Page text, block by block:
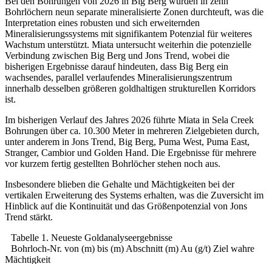
Bohrlöchern neun separate mineralisierte Zonen durchteuft, was die
Interpretation eines robusten und sich erweiternden
Mineralisierungssystems mit signifikantem Potenzial für weiteres
Wachstum unterstützt. Miata untersucht weiterhin die potenzielle
Verbindung zwischen Big Berg und Jons Trend, wobei die
bisherigen Ergebnisse darauf hindeuten, dass Big Berg ein
wachsendes, parallel verlaufendes Mineralisierungszentrum
innerhalb desselben größeren goldhaltigen strukturellen Korridors
ist.
Im bisherigen Verlauf des Jahres 2026 führte Miata in Sela Creek
Bohrungen über ca. 10.300 Meter in mehreren Zielgebieten durch,
unter anderem in Jons Trend, Big Berg, Puma West, Puma East,
Stranger, Cambior und Golden Hand. Die Ergebnisse für mehrere
vor kurzem fertig gestellten Bohrlöcher stehen noch aus.
Insbesondere blieben die Gehalte und Mächtigkeiten bei der
vertikalen Erweiterung des Systems erhalten, was die Zuversicht im
Hinblick auf die Kontinuität und das Größenpotenzial von Jons
Trend stärkt.
Tabelle 1. Neueste Goldanalyseergebnisse
Bohrloch-Nr. von (m) bis (m) Abschnitt (m) Au (g/t) Ziel wahre
Mächtigkeit